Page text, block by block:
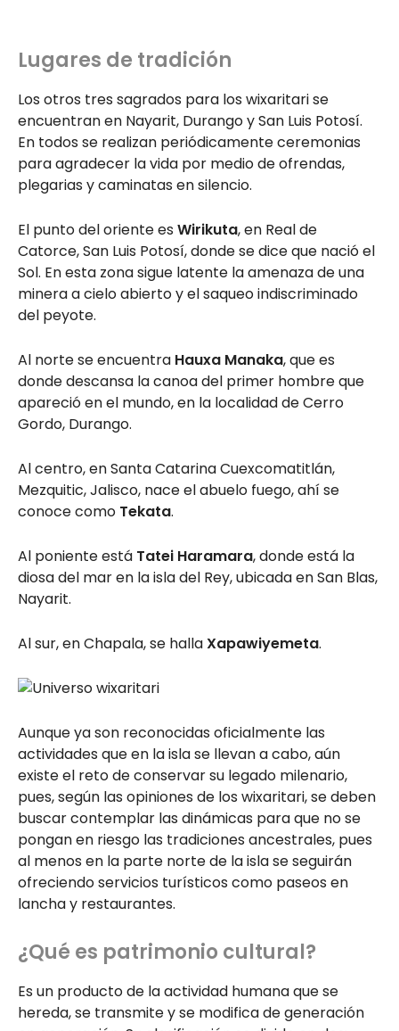
Lugares de tradición
Los otros tres sagrados para los wixaritari se
encuentran en Nayarit, Durango y San Luis Potosí.
En todos se realizan periódicamente ceremonias
para agradecer la vida por medio de ofrendas,
plegarias y caminatas en silencio.
El punto del oriente es Wirikuta, en Real de
Catorce, San Luis Potosí, donde se dice que nació el
Sol. En esta zona sigue latente la amenaza de una
minera a cielo abierto y el saqueo indiscriminado
del peyote.
Al norte se encuentra Hauxa Manaka, que es
donde descansa la canoa del primer hombre que
apareció en el mundo, en la localidad de Cerro
Gordo, Durango.
Al centro, en Santa Catarina Cuexcomatitlán,
Mezquitic, Jalisco, nace el abuelo fuego, ahí se
conoce como Tekata.
Al poniente está Tatei Haramara, donde está la
diosa del mar en la isla del Rey, ubicada en San Blas,
Nayarit.
Al sur, en Chapala, se hallaXapawiyemeta.
Aunque ya son reconocidas oficialmente las
actividades que en la isla se llevan a cabo, aún
existe el reto de conservar su legado milenario,
pues, según las opiniones de los wixaritari, se deben
buscar contemplar las dinámicas para que no se
pongan en riesgo las tradiciones ancestrales, pues
al menos en la parte norte de la isla se seguirán
ofreciendo servicios turísticos como paseos en
lancha y restaurantes.
¿Qué es patrimonio cultural?
Es un producto de la actividad humana que se
hereda, se transmite y se modifica de generación